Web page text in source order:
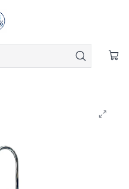
Quilpué y Villa Alemana desde
COCINA
CAJON 80CM